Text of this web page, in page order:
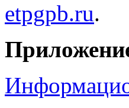
etpgpb.ru.